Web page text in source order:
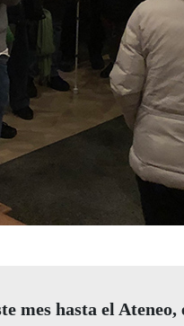
mes hasta el